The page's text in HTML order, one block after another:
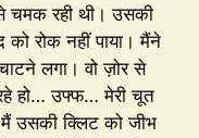
चमक रही थी। उसकी
रोक नहीं पाया। मैंने
लगा। वो ज़ोर से
हो… उफ्फ… मेरी चूत
उसकी क्लिट को जीभ